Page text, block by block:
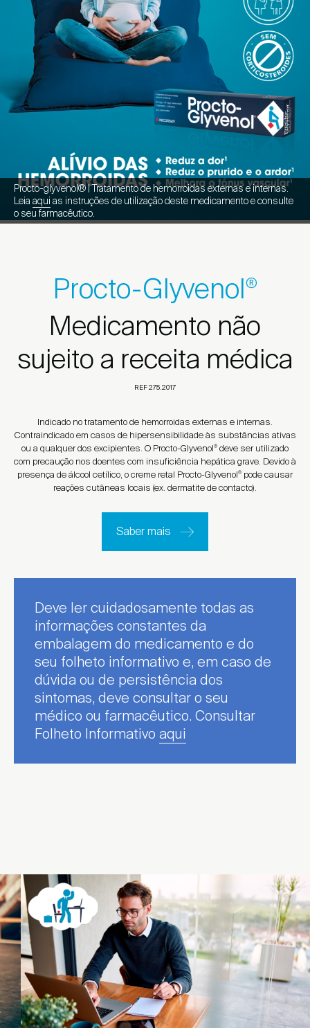
Escolher Distrito ...
Encontrar local de venda
Procto-glyvenol® | Tratamento de hemorroidas externas e internas.
Leia aqui as instruções de utilização deste medicamento e consulte
o seu farmacêutico.
Procto-Glyvenol®
Medicamento não
sujeito a receita médica
REF 275.2017
Indicado no tratamento de hemorroidas externas e internas.
Contraindicado em casos de hipersensibilidade às substâncias ativas
ou a qualquer dos excipientes. O Procto-Glyvenol® deve ser utilizado
com precaução nos doentes com insuficiência hepática grave. Devido à
presença de álcool cetílico, o creme retal Procto-Glyvenol® pode causar
reações cutâneas locais (ex. dermatite de contacto).
Saber mais
Deve ler cuidadosamente todas as
informações constantes da
embalagem do medicamento e do
seu folheto informativo e, em caso de
dúvida ou de persistência dos
sintomas, deve consultar o seu
médico ou farmacêutico. Consultar
Folheto Informativo aqui